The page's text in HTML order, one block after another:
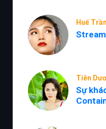
Huế Trần
Tiên
Sự